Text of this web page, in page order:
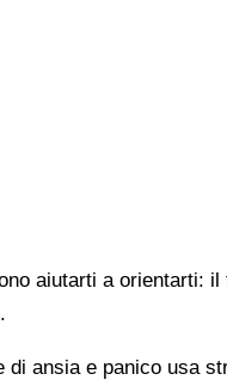
aiutarti a orientarti:
ansia e panico usa